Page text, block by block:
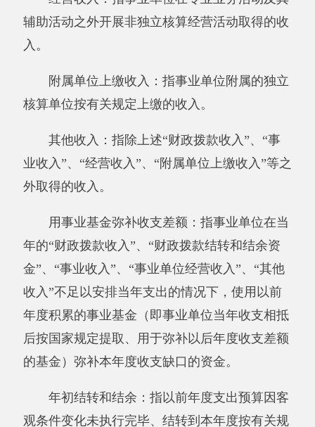
辅助活动之外开展非独立核算经营活动发生的支
出。
非财政预算资金对附属单位的补助支出。
排的因公出国（境）费、公务用车购置及运行费
和公务接待费。其中，因公出国（境）费反映单
位公务出国（境）的住宿费、旅费、伙食补助
费反映单位公务用车购置费及租用费、燃料费、
维修费、过路过桥费、保险费、安全奖励费用等
支出；公务接待费反映单位按规定开支的各类公
务接待（含外宾接待）支出。
机关运行经费：为保障行政单位（含参照公
务员法管理的事业单位）运行用于购买货物和服
务的各项资金，包括办公及印刷费、邮电费、差
及一般设备购置费、办公用房水电费、办公用房
取暖费、办公用房物业管理费、公务用车运行维